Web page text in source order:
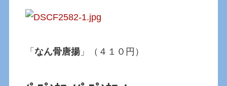
「なん骨唐揚 」（４１０円）